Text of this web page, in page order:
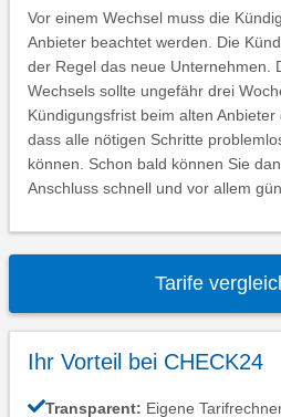
Vor einem Wechsel muss die
Anbieter beachtet werden. Die
der Regel das neue Unternehmen.
Wechsels sollte ungefähr drei
Kündigungsfrist beim alten
dass alle nötigen Schritte
können. Schon bald können Sie
Anschluss schnell und vor allem
Tarife
Ihr Vorteil bei CHECK24
Transparent: Eigene